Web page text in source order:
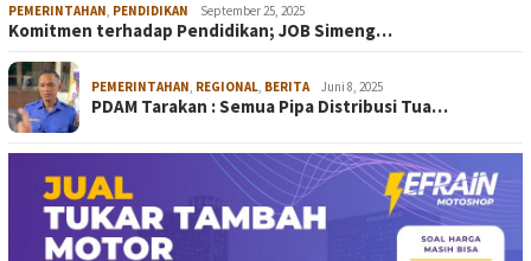
PEMERINTAHAN PENDIDIKAN September 25, 2025
Komitmen terhadap Pendidikan; JOB Simeng…
PEMERINTAHAN REGIONAL BERITA Juni 8, 2025
PDAM Tarakan : Semua Pipa Distribusi Tua…